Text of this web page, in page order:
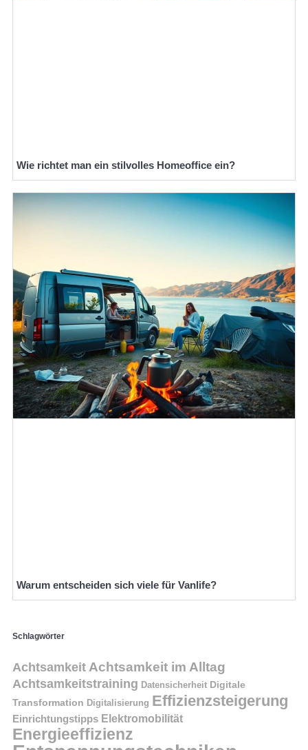
Wie richtet man ein stilvolles Homeoffice ein?
Warum entscheiden sich viele für Vanlife?
Schlagwörter
Achtsamkeit Achtsamkeit im Alltag
Achtsamkeitstraining Datensicherheit Digitale
Transformation Digitalisierung Effizienzsteigerung
Einrichtungstipps Elektromobilität
Energieeffizienz